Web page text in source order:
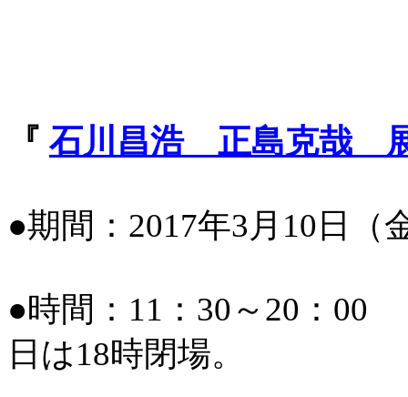
『 石川昌浩 正島克哉
●期間：2017年3月10日（
●時間：11：30～20：00
日は18時閉場。